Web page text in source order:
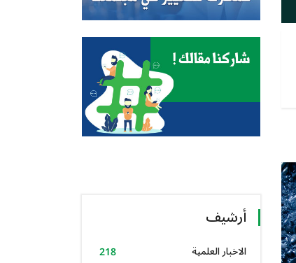
أرشيف
الاخبار العلمية
218